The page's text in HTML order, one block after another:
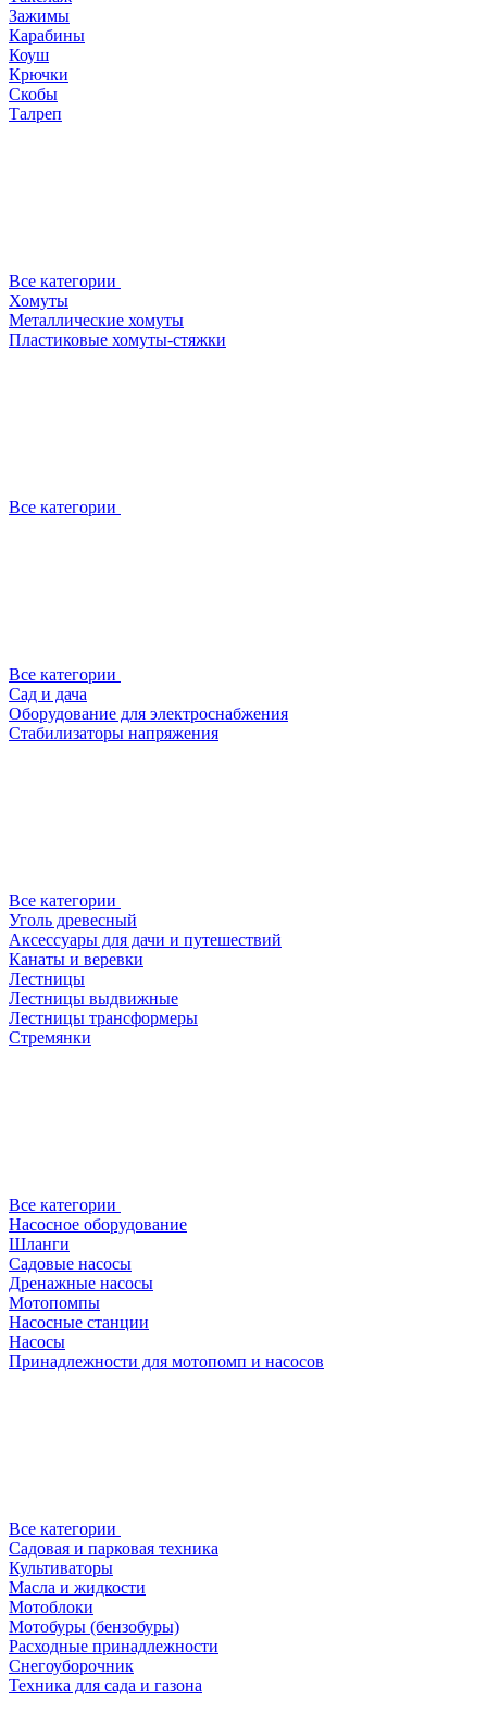
Зажимы
Карабины
Коуш
Крючки
Скобы
Талреп
Все категории
Хомуты
Металлические хомуты
Пластиковые хомуты-стяжки
Все категории
Все категории
Сад и дача
Оборудование для электроснабжения
Стабилизаторы напряжения
Все категории
Уголь древесный
Аксессуары для дачи и путешествий
Канаты и веревки
Лестницы
Лестницы выдвижные
Лестницы трансформеры
Стремянки
Все категории
Насосное оборудование
Шланги
Садовые насосы
Дренажные насосы
Мотопомпы
Насосные станции
Насосы
Принадлежности для мотопомп и насосов
Все категории
Садовая и парковая техника
Культиваторы
Масла и жидкости
Мотоблоки
Мотобуры (бензобуры)
Расходные принадлежности
Снегоуборочник
Техника для сада и газона